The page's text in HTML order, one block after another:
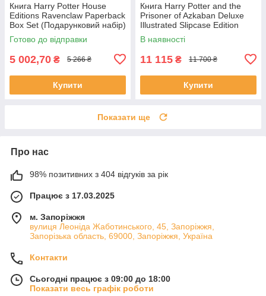
Книга Harry Potter House
Editions Ravenclaw Paperback
Box Set (Подарунковий набір)
Готово до відправки
5 002,70 ₴ 5 266 ₴
Купити
Книга Harry Potter and the
Prisoner of Azkaban Deluxe
Illustrated Slipcase Edition
художня література
В наявності
11 115 ₴ 11 700 ₴
Купити
Показати ще
Про нас
98% позитивних з 404 відгуків за рік
Працює з 17.03.2025
м. Запоріжжя
вулиця Леоніда Жаботинського, 45, Запоріжжя,
Запорізька область, 69000, Запоріжжя, Україна
Контакти
Сьогодні працює з 09:00 до 18:00
Показати весь графік роботи